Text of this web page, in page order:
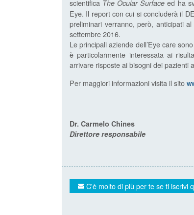
scientifica The Ocular Surfaceed ha
Eye. Il report con cui si concluderà il
preliminari verranno, però, anticipati
settembre 2016.
Le principali aziende dell’Eye care
è particolarmente interessata ai
arrivare risposte ai bisogni dei pazienti
Per maggiori informazioni visita il sito
Dr. Carmelo Chines
Direttore responsabile
C'è molto di più per te se ti iscrivi